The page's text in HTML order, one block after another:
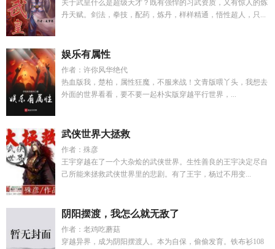
关于武皇什么是超级天才？既有强悍的习武资质，又有惊人的炼
丹天赋。剑法，拳技，配药，炼丹，样样精通，悟性超人，只...
娱乐有属性
作者：许你风华绝代
热血版我，楚柏，属性狂魔，不服来战！文青版喂丫头，我想去
外面的世界看看，要不要一起朴实版穿越平行世界，...
武侠世界大拯救
作者：殊彦
王宇穿越在了一个大杂烩的武侠世界。生性善良的王宇决定尽自
己所能来拯救武侠世界里的悲剧。有了王宇，杨过不用变...
阴阳摆渡，我怎么就无敌了
作者：老鸡吃蘑菇
穿越异界，成为阴阳摆渡人。本为自保，偷偷发育。铁布衫108